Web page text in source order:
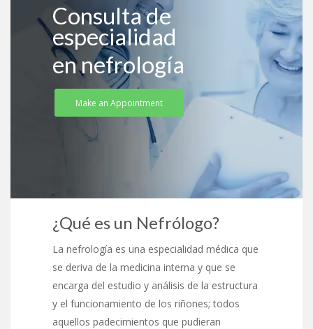
Consulta de
especialidad
en nefrología
Make an Appointment
¿Qué es un Nefrólogo?
La nefrología es una especialidad médica que
se deriva de la medicina interna y que se
encarga del estudio y análisis de la estructura
y el funcionamiento de los riñones; todos
aquellos padecimientos que pudieran